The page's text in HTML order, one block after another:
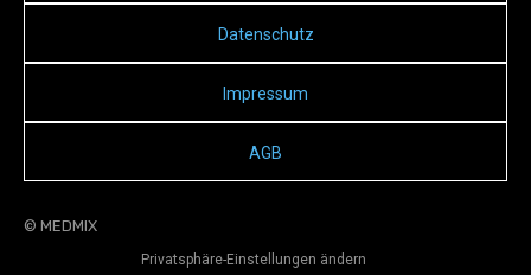
Datenschutz
Impressum
AGB
© MEDMIX
Privatsphäre-Einstellungen ändern